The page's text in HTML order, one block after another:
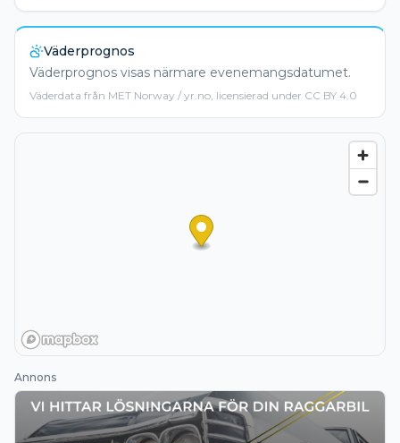
Väderprognos
Väderprognos visas närmare evenemangsdatumet.
Väderdata från MET Norway / yr.no, licensierad under CC BY 4.0
Annons